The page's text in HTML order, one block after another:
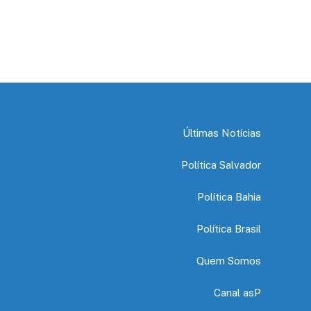
Últimas Notícias
Política Salvador
Política Bahia
Política Brasil
Quem Somos
Canal asP